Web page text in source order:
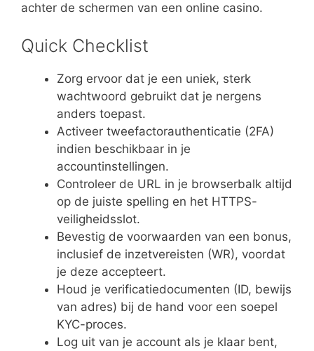
achter de schermen van een online casino.
Quick Checklist
Zorg ervoor dat je een uniek, sterk
wachtwoord gebruikt dat je nergens
anders toepast.
Activeer tweefactorauthenticatie (2FA)
indien beschikbaar in je
accountinstellingen.
Controleer de URL in je browserbalk altijd
op de juiste spelling en het HTTPS-
veiligheidsslot.
Bevestig de voorwaarden van een bonus,
inclusief de inzetvereisten (WR), voordat
je deze accepteert.
Houd je verificatiedocumenten (ID, bewijs
van adres) bij de hand voor een soepel
KYC-proces.
Log uit van je account als je klaar bent,